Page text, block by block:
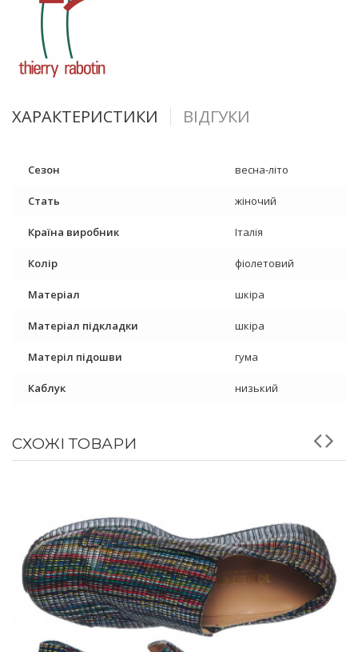
ХАРАКТЕРИСТИКИ ВІДГУКИ
Сезон весна-літо
Стать жіночий
Країна виробник Італія
Колір фіолетовий
Матеріал шкіра
Матеріал підкладки шкіра
Матеріл підошви гума
Каблук низький
СХОЖІ ТОВАРИ